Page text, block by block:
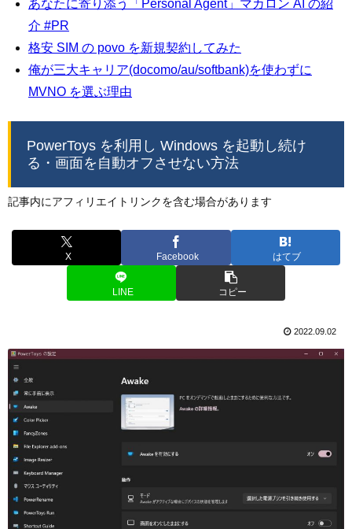
あなたに寄り添う「Personal Agent」マカロン AI の紹
介 #PR
格安 SIM の povo を新規契約してみた
俺が三大キャリア(docomo/au/softbank)を使わずに
MVNO を選ぶ理由
PowerToys を利用し Windows を起動し続け
る・画面を自動オフさせない方法
記事内にアフィリエイトリンクを含む場合があります
X Facebook はてブ
LINE コピー
2022.09.02